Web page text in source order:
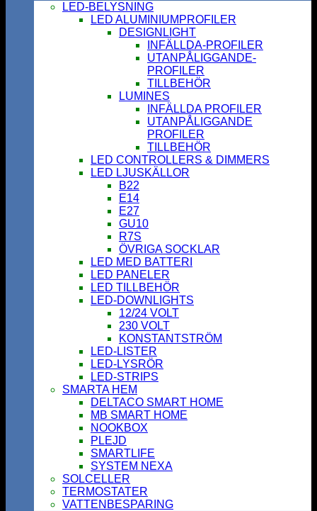
LED-BELYSNING
LED ALUMINIUMPROFILER
DESIGNLIGHT
INFÄLLDA-PROFILER
UTANPÅLIGGANDE-
PROFILER
TILLBEHÖR
LUMINES
INFÄLLDA PROFILER
UTANPÅLIGGANDE
PROFILER
TILLBEHÖR
LED CONTROLLERS & DIMMERS
LED LJUSKÄLLOR
B22
E14
E27
GU10
R7S
ÖVRIGA SOCKLAR
LED MED BATTERI
LED PANELER
LED TILLBEHÖR
LED-DOWNLIGHTS
12/24 VOLT
230 VOLT
KONSTANTSTRÖM
LED-LISTER
LED-LYSRÖR
LED-STRIPS
SMARTA HEM
DELTACO SMART HOME
MB SMART HOME
NOOKBOX
PLEJD
SMARTLIFE
SYSTEM NEXA
SOLCELLER
TERMOSTATER
VATTENBESPARING